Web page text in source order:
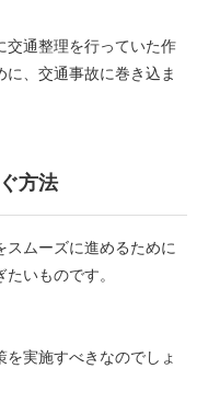
交通整理を行っていた作
、交通事故に巻き込ま
方法
ムーズに進めるために
いものです。
実施すべきなのでしょ